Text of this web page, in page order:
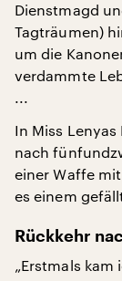
Dienstmagd
Tagträumen)
um die
verdammte
...
In Miss
nach
einer Waffe
es einem
Rückkehr
„Erstmals kam